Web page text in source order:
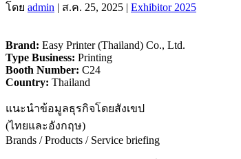
โดย admin | ส.ค. 25, 2025 | Exhibitor 2025
Brand: Easy Printer (Thailand) Co., Ltd.
Type Business: Printing
Booth Number: C24
Country: Thailand
แนะนำข้อมูลธุรกิจโดยสังเขป
(ไทยและอังกฤษ)
Brands / Products / Service briefing